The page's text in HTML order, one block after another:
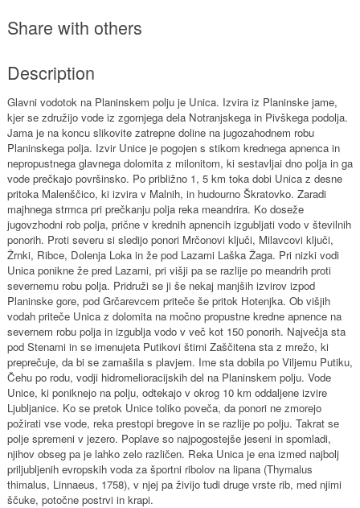
Share with others
Description
Glavni vodotok na Planinskem polju je Unica. Izvira iz Planinske jame,
kjer se združijo vode iz zgornjega dela Notranjskega in Pivškega podolja.
Jama je na koncu slikovite zatrepne doline na jugozahodnem robu
Planinskega polja. Izvir Unice je pogojen s stikom krednega apnenca in
nepropustnega glavnega dolomita z milonitom, ki sestavljai dno polja in ga
vode prečkajo površinsko. Po približno 1, 5 km toka dobi Unica z desne
pritoka Malenščico, ki izvira v Malnih, in hudourno Škratovko. Zaradi
majhnega strmca pri prečkanju polja reka meandrira. Ko doseže
jugovzhodni rob polja, prične v krednih apnencih izgubljati vodo v številnih
ponorih. Proti severu si sledijo ponori Mrčonovi ključi, Milavcovi ključi,
Žrnki, Ribce, Dolenja Loka in že pod Lazami Laška Žaga. Pri nizki vodi
Unica ponikne že pred Lazami, pri višji pa se razlije po meandrih proti
severnemu robu polja. Pridruži se ji še nekaj manjših izvirov izpod
Planinske gore, pod Grčarevcem priteče še pritok Hotenjka. Ob višjih
vodah priteče Unica z dolomita na močno propustne kredne apnence na
severnem robu polja in izgublja vodo v več kot 150 ponorih. Največja sta
pod Stenami in se imenujeta Putikovi štirni Zaščitena sta z mrežo, ki
preprečuje, da bi se zamašila s plavjem. Ime sta dobila po Viljemu Putiku,
Čehu po rodu, vodji hidromelioracijskih del na Planinskem polju. Vode
Unice, ki poniknejo na polju, odtekajo v okrog 10 km oddaljene izvire
Ljubljanice. Ko se pretok Unice toliko poveča, da ponori ne zmorejo
požirati vse vode, reka prestopi bregove in se razlije po polju. Takrat se
polje spremeni v jezero. Poplave so najpogostejše jeseni in spomladi,
njihov obseg pa je lahko zelo različen. Reka Unica je ena izmed najbolj
priljubljenih evropskih voda za športni ribolov na lipana (Thymalus
thimalus, Linnaeus, 1758), v njej pa živijo tudi druge vrste rib, med njimi
ščuke, potočne postrvi in krapi.